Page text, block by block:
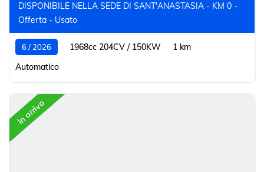
DISPONIBILE NELLA SEDE DI SANT'ANASTASIA - KM 0 -
Offerta - Usato
6 / 2026 1968cc 204CV / 150KW
1 km
Automatico
In arrivo